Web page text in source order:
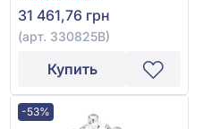
31 461,76 грн
(арт. 330825В)
Купить
-53%